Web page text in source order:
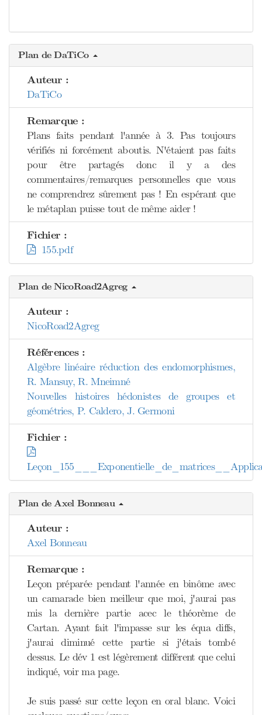
Plan de DaTiCo
Auteur :
DaTiCo
Remarque :
Plans faits pendant l'année à 3. Pas toujours
vérifiés ni forcément aboutis. N'étaient pas faits
pour être partagés donc il y a des
commentaires/remarques personnelles que vous
ne comprendrez sûrement pas ! En espérant que
le métaplan puisse tout de même aider !
Fichier :
155.pdf
Plan de NicoRoad2Agreg
Auteur :
NicoRoad2Agreg
Références :
Algèbre linéaire réduction des endomorphismes,
R. Mansuy, R. Mneimné
Nouvelles histoires hédonistes de groupes et
géométries, P. Caldero, J. Germoni
Fichier :
Plan de Axel Bonneau
Auteur :
Axel Bonneau
Remarque :
Leçon préparée pendant l'année en binôme avec
un camarade bien meilleur que moi, j'aurai pas
mis la dernière partie acec le théorème de
Cartan. Ayant fait l'impasse sur les équa diffs,
j'aurai diminué cette partie si j'étais tombé
dessus. Le dév 1 est légèrement différent que celui
indiqué, voir ma page.
Je suis passé sur cette leçon en oral blanc. Voici